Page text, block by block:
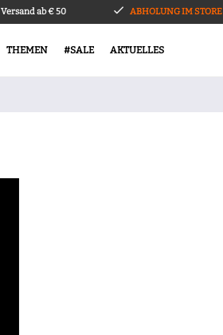
Versand ab € 50 ABHOLUNG IM STORE
THEMEN #SALE AKTUELLES